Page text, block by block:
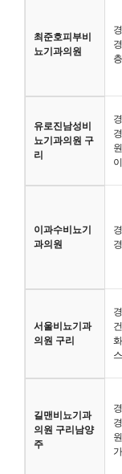
최준호피부비
뇨기과의원
층
유로진남성비
뇨기과의원 구
리
이과수비뇨기
과의원
서울비뇨기과
의원 구리
길맨비뇨기과
의원 구리남양
주